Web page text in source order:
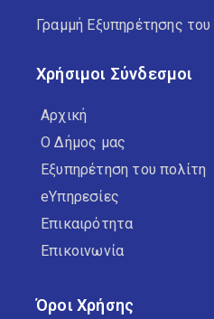
Γραμμή Εξυπηρέτησης
Χρήσιμοι Σύνδεσμοι
Αρχική
Ο Δήμος μας
Εξυπηρέτηση του πολίτη
eΥπηρεσίες
Επικαιρότητα
Επικοινωνία
Όροι Χρήσης